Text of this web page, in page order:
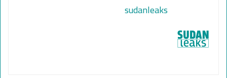
sudanleaks